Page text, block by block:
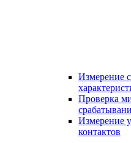
Измерение
Проверка
Измерение
контактов